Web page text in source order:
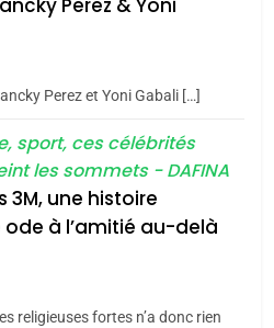
dis génocide, je dis
La nouvelle
de Boy George
JUDAISME
Perez & Yoni
Perez et Yoni Gabali […]
sport, ces célébrités
les sommets - DAFINA
3M, une histoire
ode à l’amitié au-delà
religieuses fortes n’a donc rien
selon le rapport
DIGNE ET RÉSILIENTE :
JE REVENDIQUE
par Thérèse
Dvir